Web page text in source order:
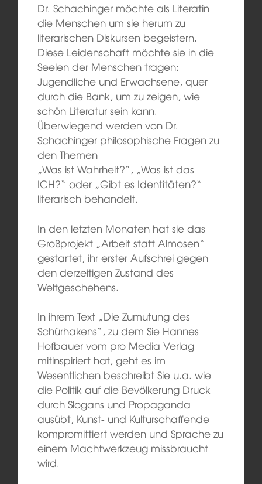
Dr. Schachinger möchte als Literatin
die Menschen um sie herum zu
literarischen Diskursen begeistern.
Diese Leidenschaft möchte sie in die
Seelen der Menschen tragen:
Jugendliche und Erwachsene, quer
durch die Bank, um zu zeigen, wie
schön Literatur sein kann.
Überwiegend werden von Dr.
Schachinger philosophische Fragen zu
den Themen
„Was ist Wahrheit?“, „Was ist das
ICH?“ oder „Gibt es Identitäten?“
literarisch behandelt.
In den letzten Monaten hat sie das
Großprojekt „Arbeit statt Almosen“
gestartet, ihr erster Aufschrei gegen
den derzeitigen Zustand des
Weltgeschehens.
In ihrem Text „Die Zumutung des
Schürhakens“, zu dem Sie Hannes
Hofbauer vom pro Media Verlag
mitinspiriert hat, geht es im
Wesentlichen beschreibt Sie u.a. wie
die Politik auf die Bevölkerung Druck
durch Slogans und Propaganda
ausübt, Kunst- und Kulturschaffende
kompromittiert werden und Sprache zu
einem Machtwerkzeug missbraucht
wird.